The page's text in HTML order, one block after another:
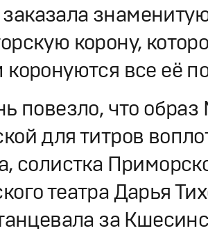
заказала
корону,
все её
повезло, что
для титров
солистка
театра Дарья
за